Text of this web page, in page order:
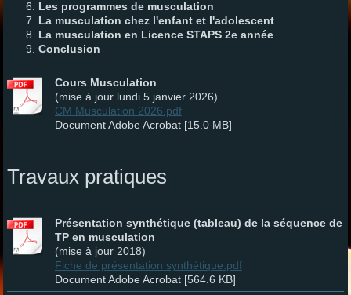
Les programmes de musculation
La musculation chez l'enfant et l'adolescent
La musculation en Licence STAPS 2e année
Conclusion
Cours Musculation
(mise à jour lundi 5 janvier 2026)
CM Musculation 2026.pdf
Document Adobe Acrobat [15.0 MB]
Travaux pratiques
Présentation synthétique (tableau) de la séquence de
TP en musculation
(mise à jour 2018)
Fiche de présentation synthétique.pdf
Document Adobe Acrobat [564.6 KB]